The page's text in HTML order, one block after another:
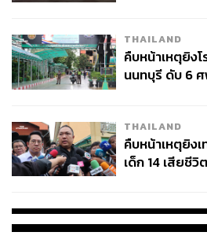
THAILAND
คืบหน้าเหตุยิง
นนทบุรี ดับ 6 ศ
THAILAND
คืบหน้าเหตุยิง
เด็ก 14 เสียชี